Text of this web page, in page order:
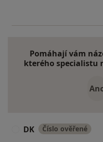
Pomáhají vám
kterého specialistu
DK Číslo ověřené